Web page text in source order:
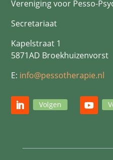
Vereniging voor Pesso-
Secretariaat
Kapelstraat 1
5871AD Broekhuizenvorst
E: info@pessotherapie.nl
Volgen